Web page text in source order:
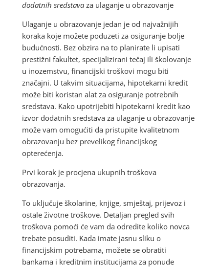
dodatnih sredstavaza ulaganje u obrazovanje
Ulaganje u obrazovanje jedan je od najvažnijih
koraka koje možete poduzeti za osiguranje bolje
budućnosti. Bez obzira na to planirate li upisati
prestižni fakultet, specijalizirani tečaj ili školovanje
u inozemstvu, financijski troškovi mogu biti
značajni. U takvim situacijama, hipotekarni kredit
može biti koristan alat za osiguranje potrebnih
sredstava. Kako upotrijebiti hipotekarni kredit kao
izvor dodatnih sredstava za ulaganje u obrazovanje
može vam omogućiti da pristupite kvalitetnom
obrazovanju bez prevelikog financijskog
opterećenja.
Prvi korak je procjena ukupnih troškova
obrazovanja.
To uključuje školarine, knjige, smještaj, prijevoz i
ostale životne troškove. Detaljan pregled svih
troškova pomoći će vam da odredite koliko novca
trebate posuditi. Kada imate jasnu sliku o
financijskim potrebama, možete se obratiti
bankama i kreditnim institucijama za ponude